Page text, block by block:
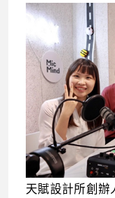
天賦設計所創